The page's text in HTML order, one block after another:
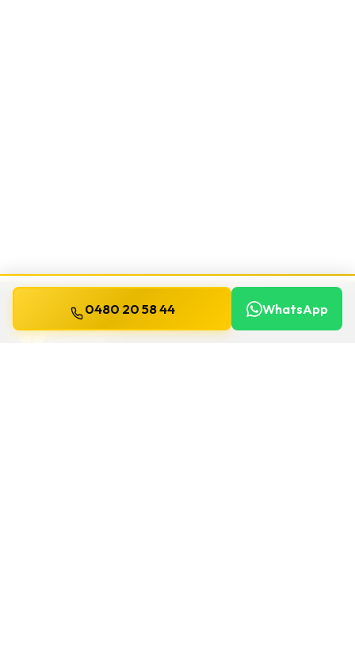
WILLEMS
0480 20 58 44 WhatsApp